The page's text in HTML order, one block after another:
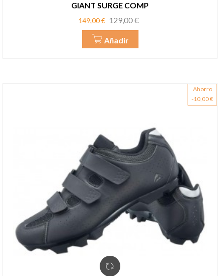
GIANT SURGE COMP
Precio
base
149,00 € Precio
129,00 €
Añadir
Ahorro
-10,00 €